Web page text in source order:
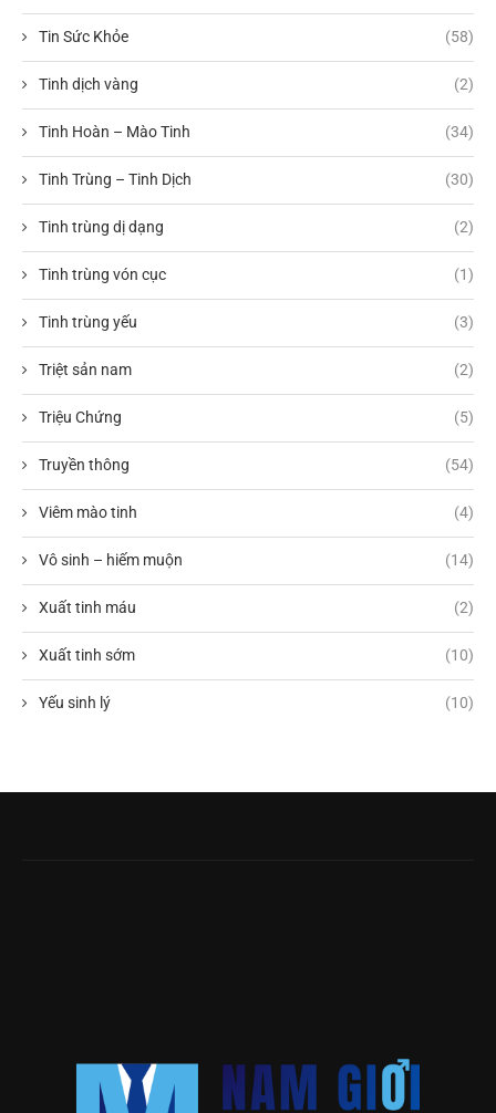
Tin Sức Khỏe (58)
Tinh dịch vàng (2)
Tinh Hoàn – Mào Tinh (34)
Tinh Trùng – Tinh Dịch (30)
Tinh trùng dị dạng (2)
Tinh trùng vón cục (1)
Tinh trùng yếu (3)
Triệt sản nam (2)
Triệu Chứng (5)
Truyền thông (54)
Viêm mào tinh (4)
Vô sinh – hiếm muộn (14)
Xuất tinh máu (2)
Xuất tinh sớm (10)
Yếu sinh lý (10)